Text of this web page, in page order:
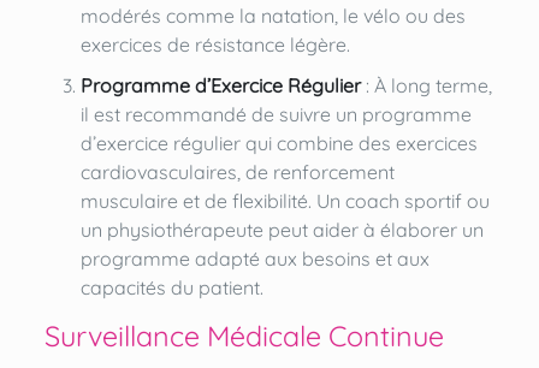
modérés comme la natation, le vélo ou des
exercices de résistance légère.
Programme d’Exercice Régulier: À long terme,
il est recommandé de suivre un programme
d’exercice régulier qui combine des exercices
cardiovasculaires, de renforcement
musculaire et de flexibilité. Un coach sportif ou
un physiothérapeute peut aider à élaborer un
programme adapté aux besoins et aux
capacités du patient.
Surveillance Médicale Continue